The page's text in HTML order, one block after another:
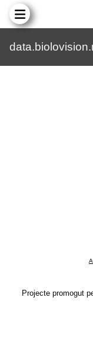
Projecte promogut